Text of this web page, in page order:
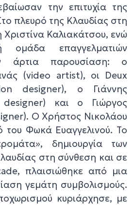
την επιτυχία της
πλευρό της Κλαυδίας στη
Καλιακάτσου, ενώ
ομάδα επαγγελματιών
άρτια παρουσίαση: ο
(video artist), οι Deux
designer), ο Γιάννης
και ο Γιώργος
Ο Χρήστος Νικολάου
του Φωκά Ευαγγελινού. Το
δημιουργία των
στη σύνθεση και σε
πλαισιώθηκε από μια
γεμάτη συμβολισμούς.
κυριάρχησε, με